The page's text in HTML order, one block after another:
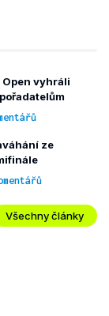
vyhráli
ze
Všechny články